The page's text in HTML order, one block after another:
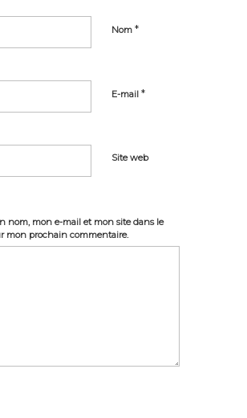
Nom *
E-mail *
Site web
nom, mon e-mail et mon site dans le
mon prochain commentaire.